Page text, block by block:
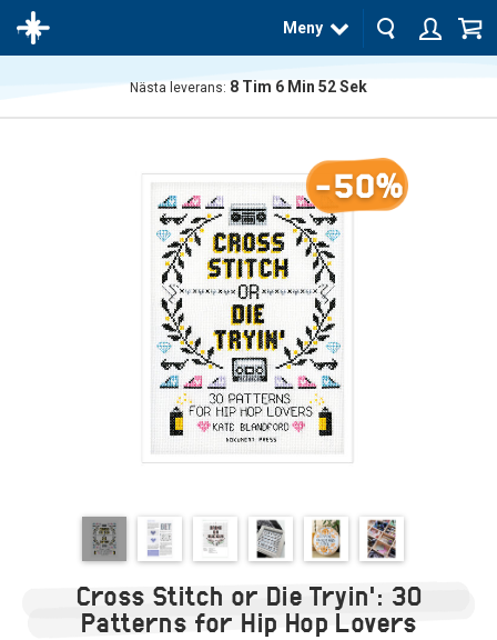
Meny
Nästa leverans: 8 Tim 6 Min 52Sek
-50%
Cross Stitch or Die Tryin': 30
Patterns for Hip Hop Lovers